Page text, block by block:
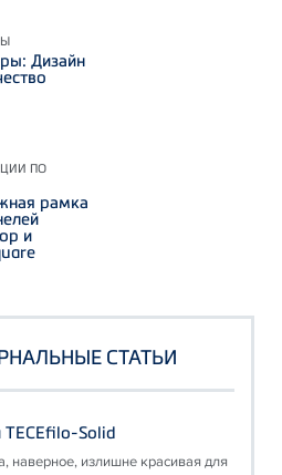
Дизайн
ПО
рамка
и
СТАТЬИ
TECEfilo-Solid
наверное, излишне красивая для